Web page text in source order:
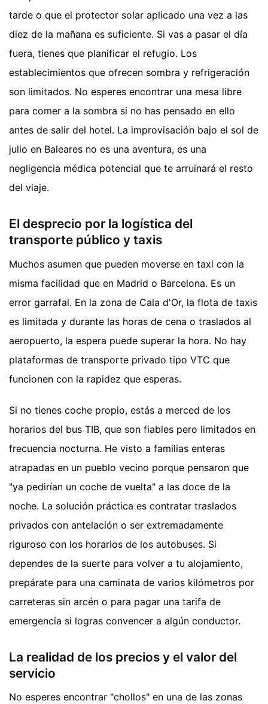
tarde o que el protector solar aplicado una vez a las
diez de la mañana es suficiente. Si vas a pasar el día
fuera, tienes que planificar el refugio. Los
establecimientos que ofrecen sombra y refrigeración
son limitados. No esperes encontrar una mesa libre
para comer a la sombra si no has pensado en ello
antes de salir del hotel. La improvisación bajo el sol de
julio en Baleares no es una aventura, es una
negligencia médica potencial que te arruinará el resto
del viaje.
El desprecio por la logística del
transporte público y taxis
Muchos asumen que pueden moverse en taxi con la
misma facilidad que en Madrid o Barcelona. Es un
error garrafal. En la zona de Cala d'Or, la flota de taxis
es limitada y durante las horas de cena o traslados al
aeropuerto, la espera puede superar la hora. No hay
plataformas de transporte privado tipo VTC que
funcionen con la rapidez que esperas.
Si no tienes coche propio, estás a merced de los
horarios del bus TIB, que son fiables pero limitados en
frecuencia nocturna. He visto a familias enteras
atrapadas en un pueblo vecino porque pensaron que
"ya pedirían un coche de vuelta" a las doce de la
noche. La solución práctica es contratar traslados
privados con antelación o ser extremadamente
riguroso con los horarios de los autobuses. Si
dependes de la suerte para volver a tu alojamiento,
prepárate para una caminata de varios kilómetros por
carreteras sin arcén o para pagar una tarifa de
emergencia si logras convencer a algún conductor.
La realidad de los precios y el valor del
servicio
No esperes encontrar "chollos" en una de las zonas